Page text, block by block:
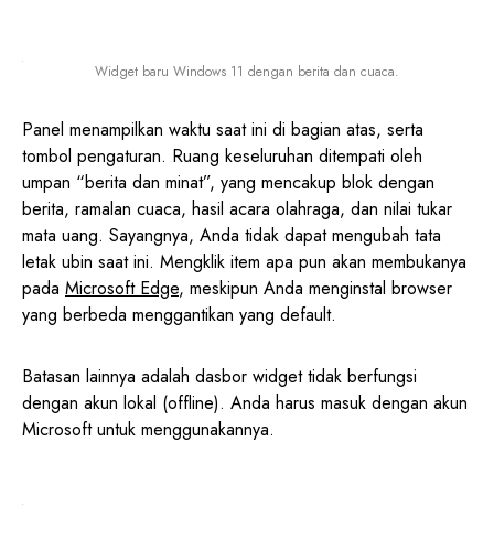
Widget baru Windows 11 dengan berita dan cuaca.
Panel menampilkan waktu saat ini di bagian atas, serta
tombol pengaturan. Ruang keseluruhan ditempati oleh
umpan “berita dan minat”, yang mencakup blok dengan
berita, ramalan cuaca, hasil acara olahraga, dan nilai tukar
mata uang. Sayangnya, Anda tidak dapat mengubah tata
letak ubin saat ini. Mengklik item apa pun akan membukanya
pada Microsoft Edge, meskipun Anda menginstal browser
yang berbeda menggantikan yang default.
Batasan lainnya adalah dasbor widget tidak berfungsi
dengan akun lokal (offline). Anda harus masuk dengan akun
Microsoft untuk menggunakannya.